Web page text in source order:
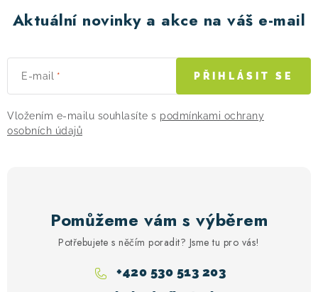
Aktuální novinky a akce na váš e-mail
E-mail
Vložením e-mailu souhlasíte s podmínkami ochrany
osobních údajů
PŘIHLÁSIT SE
Pomůžeme vám s výběrem
Potřebujete s něčím poradit? Jsme tu pro vás!
+420 530 513 203